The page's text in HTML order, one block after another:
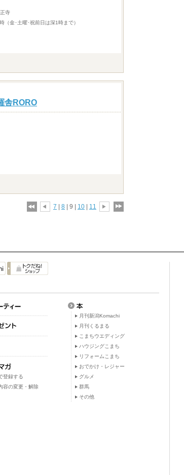
寺
金･土曜･祝前日は深1時まで）
舎RORO
7 8 | 9 | 10 11
登録する
容の変更・解除
月刊新潟Komachi
月刊くるまる
こまちウエディング
ハウジングこまち
リフォームこまち
おでかけ・レジャー
グルメ
群馬
その他